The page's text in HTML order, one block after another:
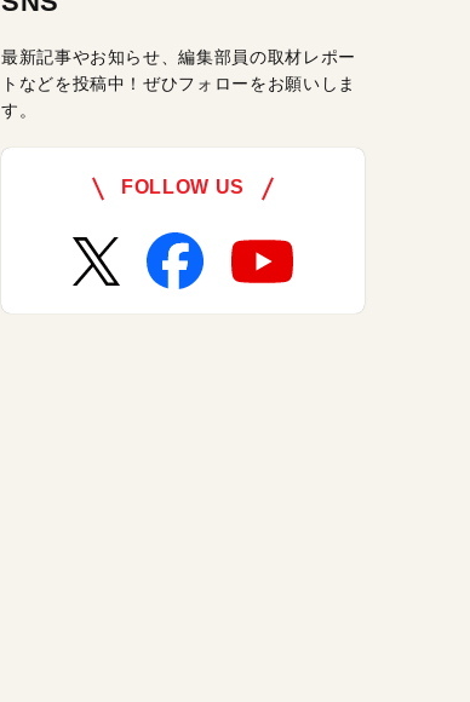
最新記事やお知らせ、編集部員の取材レポー
トなどを投稿中！ぜひフォローをお願いしま
す。
FOLLOW US